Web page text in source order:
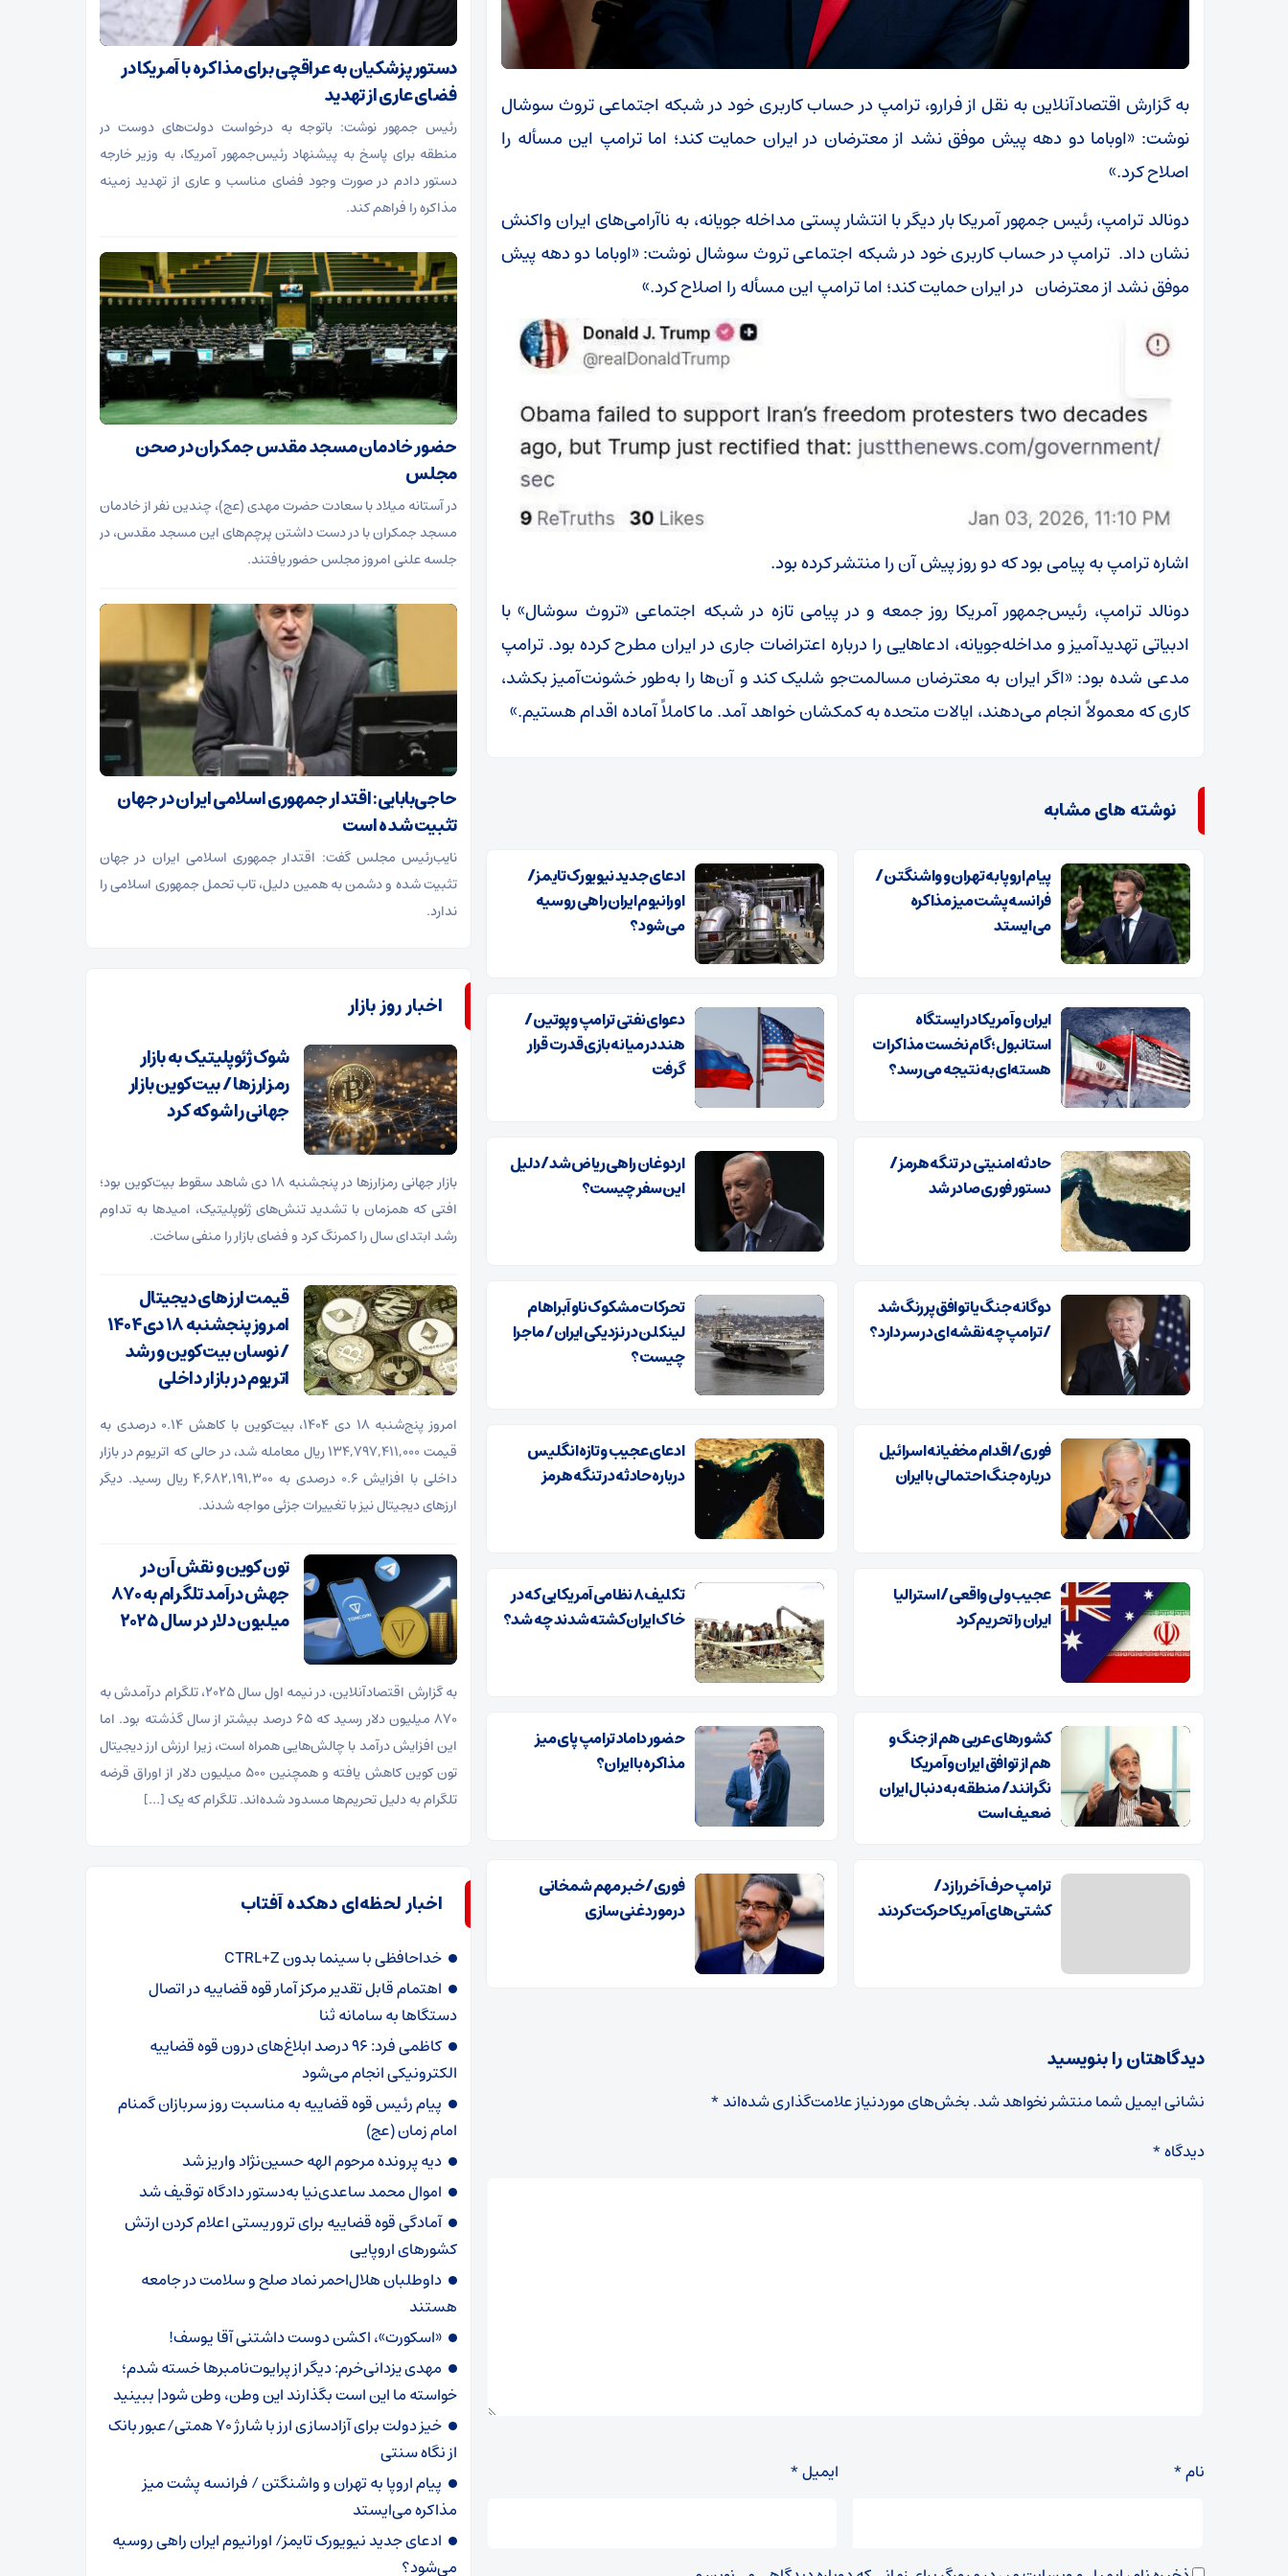
به گزارش اقتصادآنلاین به نقل از فرارو، ترامپ در حساب کاربری خود در شبکه اجتماعی تروث سوشال
نوشت: «اوباما دو دهه پیش موفق نشد از معترضان در ایران حمایت کند؛ اما ترامپ این مسأله را
اصلاح کرد.»
دونالد ترامپ، رئیس جمهور آمریکا بار دیگر با انتشار پستی مداخله جویانه، به ناآرامی‌های ایران واکنش
نشان داد. ترامپ در حساب کاربری خود در شبکه اجتماعی تروث سوشال نوشت: «اوباما دو دهه پیش
موفق نشد از معترضان در ایران حمایت کند؛ اما ترامپ این مسأله را اصلاح کرد.»
اشاره ترامپ به پیامی بود که دو روز پیش آن را منتشر کرده بود.
دونالد ترامپ، رئیس‌جمهور آمریکا روز جمعه و در پیامی تازه در شبکه اجتماعی «تروث سوشال» با
ادبیاتی تهدیدآمیز و مداخله‌جویانه، ادعاهایی را درباره اعتراضات جاری در ایران مطرح کرده بود. ترامپ
مدعی شده بود: «اگر ایران به معترضان مسالمت‌جو شلیک کند و آن‌ها را به‌طور خشونت‌آمیز بکشد،
کاری که معمولاً انجام می‌دهند، ایالات متحده به کمکشان خواهد آمد. ما کاملاً آماده اقدام هستیم.»
نوشته های مشابه
پیام اروپا به تهران و واشنگتن /
فرانسه پشت میز مذاکره
می‌ایستد
ادعای جدید نیویورک تایمز/
اورانیوم ایران راهی روسیه
می‌شود؟
ایران و آمریکا در ایستگاه
استانبول؛ گام نخست مذاکرات
هسته‌ای به نتیجه می‌رسد؟
دعوای نفتی ترامپ و پوتین /
هند در میانه بازی قدرت قرار
گرفت
حادثه امنیتی در تنگه هرمز /
دستور فوری صادر شد
اردوغان راهی ریاض شد/ دلیل
این سفر چیست؟
دوگانه جنگ یا توافق پررنگ شد
/ ترامپ چه نقشه‌ای در سر دارد؟
تحرکات مشکوک ناو آبراهام
لینکلن در نزدیکی ایران/ ماجرا
چیست؟
فوری/ اقدام مخفیانه اسرائیل
درباره جنگ احتمالی با ایران
ادعای عجیب و تازه انگلیس
درباره حادثه در تنگه هرمز
عجیب ولی واقعی / استرالیا
ایران را تحریم کرد
تکلیف ۸ نظامی آمریکایی که در
خاک ایران کشته شدند چه شد؟
کشور‌های عربی هم از جنگ و
هم از توافق ایران و آمریکا
نگرانند/ منطقه به دنبال ایران
ضعیف است
حضور داماد ترامپ پای میز
مذاکره با ایران؟
ترامپ حرف آخر را زد/
کشتی‌های آمریکا حرکت کردند
فوری/ خبر مهم شمخانی
درمورد غنی‌سازی
دیدگاهتان را بنویسید
نشانی ایمیل شما منتشر نخواهد شد.بخش‌های موردنیاز علامت‌گذاری شده‌اند*
دیدگاه*
نام* ایمیل*
دستور پزشکیان به عراقچی برای مذاکره با آمریکا در
فضای عاری از تهدید
رئیس جمهور نوشت: باتوجه به درخواست دولت‌های دوست در
منطقه برای پاسخ به پیشنهاد رئیس‌جمهور آمریکا، به وزیر خارجه
دستور دادم در صورت وجود فضای مناسب و عاری از تهدید زمینه
مذاکره را فراهم کند.
حضور خادمان مسجد مقدس جمکران در صحن
مجلس
در آستانه میلاد با سعادت حضرت مهدی (عج)، چندین نفر از خادمان
مسجد جمکران با در دست داشتن پرچم‌های این مسجد مقدس، در
جلسه علنی امروز مجلس حضور یافتند.
حاجی‌بابایی: اقتدار جمهوری اسلامی ایران در جهان
تثبیت شده است
نایب‌رئیس مجلس گفت: اقتدار جمهوری اسلامی ایران در جهان
تثبیت شده و دشمن به همین دلیل، تاب تحمل جمهوری اسلامی را
ندارد.
اخبار روز بازار
شوک ژئوپلیتیک به بازار
رمزارزها / بیت‌کوین بازار
جهانی را شوکه کرد
بازار جهانی رمزارزها در پنجشنبه ۱۸ دی شاهد سقوط بیت‌کوین بود؛
افتی که همزمان با تشدید تنش‌های ژئوپلیتیک، امیدها به تداوم
رشد ابتدای سال را کمرنگ کرد و فضای بازار را منفی ساخت.
قیمت ارز‌های دیجیتال
امروز پنجشنبه ۱۸ دی ۱۴۰۴
/ نوسان بیت‌کوین و رشد
اتریوم در بازار داخلی
امروز پنج‌شنبه ۱۸ دی ۱۴۰۴، بیت‌کوین با کاهش ۰.۱۴ درصدی به
قیمت ۱۳۴,۷۹۷,۴۱۱,۰۰۰ ریال معامله شد، در حالی که اتریوم در بازار
داخلی با افزایش ۰.۶ درصدی به ۴,۶۸۲,۱۹۱,۳۰۰ ریال رسید. دیگر
ارزهای دیجیتال نیز با تغییرات جزئی مواجه شدند.
تون کوین و نقش آن در
جهش درآمد تلگرام به ۸۷۰
میلیون دلار در سال ۲۰۲۵
به گزارش اقتصادآنلاین، در نیمه اول سال ۲۰۲۵، تلگرام درآمدش به
۸۷۰ میلیون دلار رسید که ۶۵ درصد بیشتر از سال گذشته بود. اما
این افزایش درآمد با چالش‌هایی همراه است، زیرا ارزش ارز دیجیتال
تون ‌کوین کاهش یافته و همچنین ۵۰۰ میلیون دلار از اوراق قرضه
تلگرام به دلیل تحریم‌ها مسدود شده‌اند. تلگرام که یک […]
اخبار لحظه‌ای دهکده آفتاب
خداحافظی با سینما بدون CTRL+Z
اهتمام قابل تقدیر مرکز آمار قوه قضاییه در اتصال
دستگاها به سامانه ثنا
کاظمی فرد: ۹۶ درصد ابلاغ‌های درون قوه قضاییه
الکترونیکی انجام می‌شود
پیام رئیس قوه قضاییه به مناسبت روز سربازان گمنام
امام زمان (عج)
دیه پرونده مرحوم الهه حسین‌نژاد واریز شد
اموال محمد ساعدی‌نیا به‌دستور دادگاه توقیف شد
آمادگی قوه قضاییه برای تروریستی اعلام کردن ارتش
کشورهای اروپایی
داوطلبان هلال‌احمر نماد صلح و سلامت در جامعه
هستند
«اسکورت»، اکشن دوست داشتنی آقا یوسف!
مهدی یزدانی‌خرم: دیگر از پرایوت‌نامبرها خسته شدم؛
خواسته ما این است بگذارند این وطن، وطن شود| ببینید
خیز دولت برای آزادسازی ارز با شارژ 70 همتی/عبور بانک
از نگاه سنتی
پیام اروپا به تهران و واشنگتن / فرانسه پشت میز
مذاکره می‌ایستد
ادعای جدید نیویورک تایمز/ اورانیوم ایران راهی روسیه
می‌شود؟